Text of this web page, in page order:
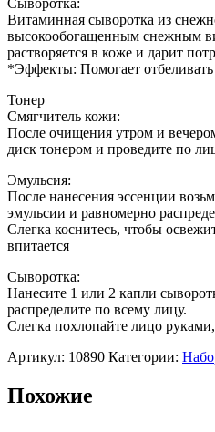
Витаминная сыворотка из
высокообогащенным снежным
растворяется в коже и дарит
*Эффекты: Помогает
Тонер
Смягчитель кожи:
После очищения утром и
диск тонером и проведите по
Эмульсия:
После нанесения эссенции
эмульсии и равномерно
Слегка коснитесь, чтобы
впитается
Сыворотка:
Нанесите 1 или 2 капли
распределите по всему лицу.
Слегка похлопайте лицо
Артикул: 10890 Категории:
Похожие